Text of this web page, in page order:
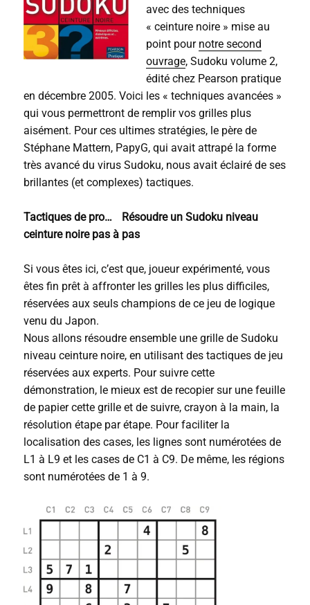
avec des techniques
« ceinture noire » mise au
point pour notre second
ouvrage, Sudoku volume 2,
édité chez Pearson pratique
en décembre 2005. Voici les « techniques avancées »
qui vous permettront de remplir vos grilles plus
aisément. Pour ces ultimes stratégies, le père de
Stéphane Mattern, PapyG, qui avait attrapé la forme
très avancé du virus Sudoku, nous avait éclairé de ses
brillantes (et complexes) tactiques.
Tactiques de pro… Résoudre un Sudoku niveau
ceinture noire pas à pas
Si vous êtes ici, c’est que, joueur expérimenté, vous
êtes fin prêt à affronter les grilles les plus difficiles,
réservées aux seuls champions de ce jeu de logique
venu du Japon.
Nous allons résoudre ensemble une grille de Sudoku
niveau ceinture noire, en utilisant des tactiques de jeu
réservées aux experts. Pour suivre cette
démonstration, le mieux est de recopier sur une feuille
de papier cette grille et de suivre, crayon à la main, la
résolution étape par étape. Pour faciliter la
localisation des cases, les lignes sont numérotées de
L1 à L9 et les cases de C1 à C9. De même, les régions
sont numérotées de 1 à 9.